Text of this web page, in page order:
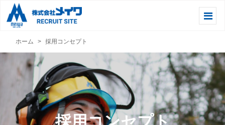
ホーム 採用コンセプト
採用コンセプト